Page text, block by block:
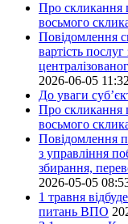
Про скликання
восьмого
Повідомлення
вартість
2026-06-05
До уваги
Про скликання
восьмого
Повідомлення
з управління
збирання,
2026-05-05
1 травня
питань ВПО